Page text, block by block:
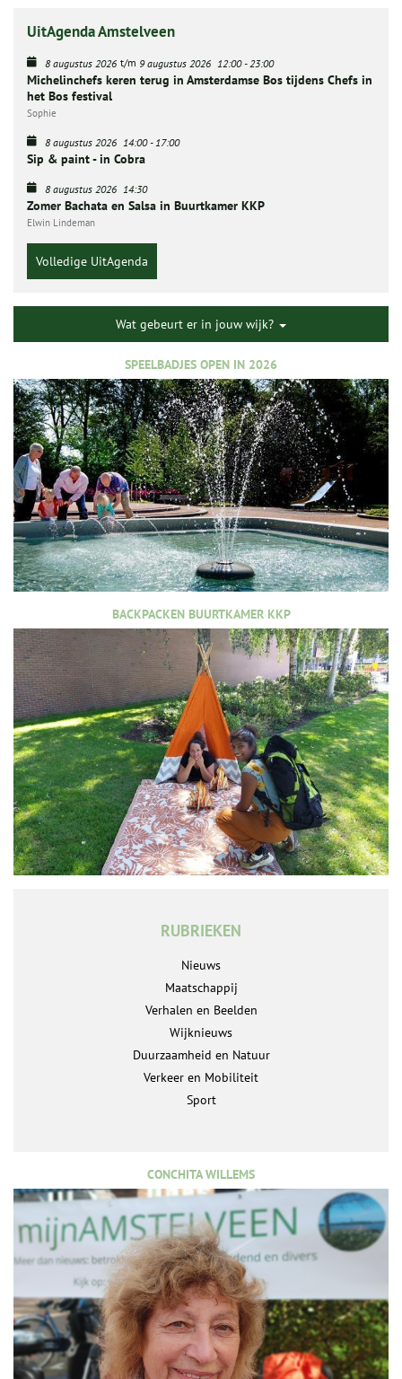
UitAgenda Amstelveen
8 augustus 2026 t/m 9 augustus 2026 12:00-23:00
Michelinchefs keren terug in Amsterdamse Bos tijdens Chefs in
het Bos festival
Sophie
8 augustus 2026 14:00-17:00
Sip & paint - in Cobra
8 augustus 2026 14:30
Zomer Bachata en Salsa in Buurtkamer KKP
Elwin Lindeman
Volledige UitAgenda
Wat gebeurt er in jouw wijk?
SPEELBADJES OPEN IN 2026
BACKPACKEN BUURTKAMER KKP
RUBRIEKEN
Nieuws
Maatschappij
Verhalen en Beelden
Wijknieuws
Duurzaamheid en Natuur
Verkeer en Mobiliteit
Sport
CONCHITA WILLEMS